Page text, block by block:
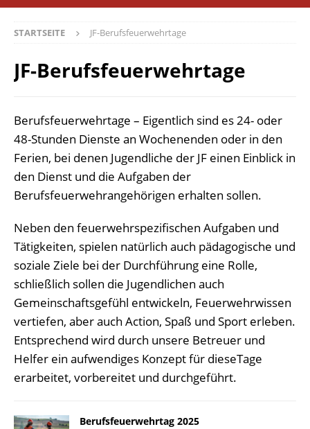
STARTSEITE JF-Berufsfeuerwehrtage
JF-Berufsfeuerwehrtage
Berufsfeuerwehrtage – Eigentlich sind es 24- oder
48-Stunden Dienste an Wochenenden oder in den
Ferien, bei denen Jugendliche der JF einen Einblick in
den Dienst und die Aufgaben der
Berufsfeuerwehrangehörigen erhalten sollen.
Neben den feuerwehrspezifischen Aufgaben und
Tätigkeiten, spielen natürlich auch pädagogische und
soziale Ziele bei der Durchführung eine Rolle,
schließlich sollen die Jugendlichen auch
Gemeinschaftsgefühl entwickeln, Feuerwehrwissen
vertiefen, aber auch Action, Spaß und Sport erleben.
Entsprechend wird durch unsere Betreuer und
Helfer ein aufwendiges Konzept für dieseTage
erarbeitet, vorbereitet und durchgeführt.
Berufsfeuerwehrtag 2025